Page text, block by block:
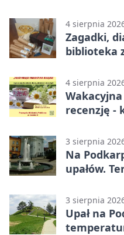
4 sierpnia
Zagadki,
biblioteka
4 sierpnia
recenzję -
3 sierpnia
Na
upałów.
3 sierpnia
Upał na